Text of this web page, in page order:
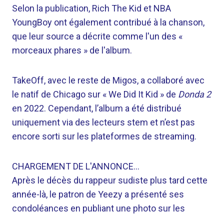
Selon la publication, Rich The Kid et NBA
YoungBoy ont également contribué à la chanson,
que leur source a décrite comme l'un des «
morceaux phares » de l'album.
TakeOff, avec le reste de Migos, a collaboré avec
le natif de Chicago sur « We Did It Kid » de Donda 2
en 2022. Cependant, l’album a été distribué
uniquement via des lecteurs stem et n’est pas
encore sorti sur les plateformes de streaming.
CHARGEMENT DE L'ANNONCE…
Après le décès du rappeur sudiste plus tard cette
année-là, le patron de Yeezy a présenté ses
condoléances en publiant une photo sur les